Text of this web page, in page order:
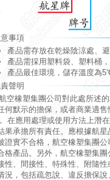
事項
產品需存放在乾燥陰涼處、
產品需採用塑料袋、塑料桶
產品最佳環境，儲存溫度為
聲明
橡塑集團公司對此處所述的
何默示的擔保，或者商業適
在應用處理或使用方法上潛
果承擔所有責任。應根據航
證實不合格，航空橡塑集團
格產品。另外，航空橡塑集
性、間接性、特殊性、附隨
況，包括疏忽說、違反擔保